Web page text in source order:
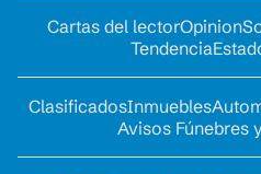
Cartas del lectorOpinion
Tendencia
ClasificadosInmuebles
Avisos Fúnebres